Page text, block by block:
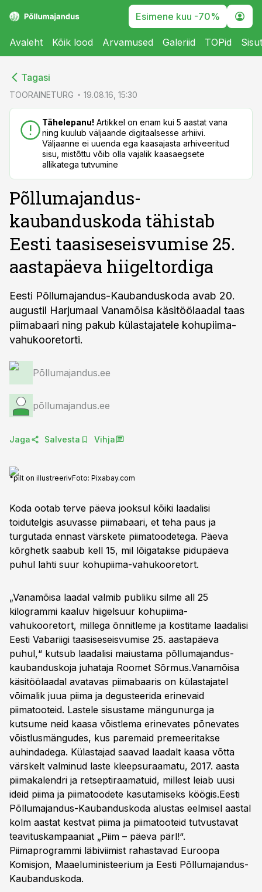
Esimene kuu -70%
Avaleht Kõik lood Arvamused Galeriid TOPid
Tagasi
TOORAINETURG 19.08.16, 15:30
Tähelepanu! Artikkel on enam kui 5 aastat vana
ning kuulub väljaande digitaalsesse arhiivi.
Väljaanne ei uuenda ega kaasajasta arhiveeritud
sisu, mistõttu võib olla vajalik kaasaegsete
allikatega tutvumine
Põllumajandus-
kaubanduskoda tähistab
Eesti taasiseseisvumise 25.
aastapäeva hiigeltordiga
Eesti Põllumajandus-Kaubanduskoda avab 20.
augustil Harjumaal Vanamõisa käsitöölaadal taas
piimabaari ning pakub külastajatele kohupiima-
vahukooretorti.
Põllumajandus.ee
põllumajandus.ee
Jaga Salvesta Vihja
*pilt on illustreerivFoto: Pixabay.com
Koda ootab terve päeva jooksul kõiki laadalisi
toidutelgis asuvasse piimabaari, et teha paus ja
turgutada ennast värskete piimatoodetega. Päeva
kõrghetk saabub kell 15, mil lõigatakse pidupäeva
puhul lahti suur kohupiima-vahukooretort.
„Vanamõisa laadal valmib publiku silme all 25
kilogrammi kaaluv hiigelsuur kohupiima-
vahukooretort, millega õnnitleme ja kostitame laadalisi
Eesti Vabariigi taasiseseisvumise 25. aastapäeva
puhul,“ kutsub laadalisi maiustama põllumajandus-
kaubanduskoja juhataja Roomet Sõrmus.Vanamõisa
käsitöölaadal avatavas piimabaaris on külastajatel
võimalik juua piima ja degusteerida erinevaid
piimatooteid. Lastele sisustame mängunurga ja
kutsume neid kaasa võistlema erinevates põnevates
võistlusmängudes, kus paremaid premeeritakse
auhindadega. Külastajad saavad laadalt kaasa võtta
värskelt valminud laste kleepsuraamatu, 2017. aasta
piimakalendri ja retseptiraamatuid, millest leiab uusi
ideid piima ja piimatoodete kasutamiseks köögis.Eesti
Põllumajandus-Kaubanduskoda alustas eelmisel aastal
kolm aastat kestvat piima ja piimatooteid tutvustavat
teavituskampaaniat „Piim – päeva pärl!“.
Piimaprogrammi läbiviimist rahastavad Euroopa
Komisjon, Maaeluministeerium ja Eesti Põllumajandus-
Kaubanduskoda.